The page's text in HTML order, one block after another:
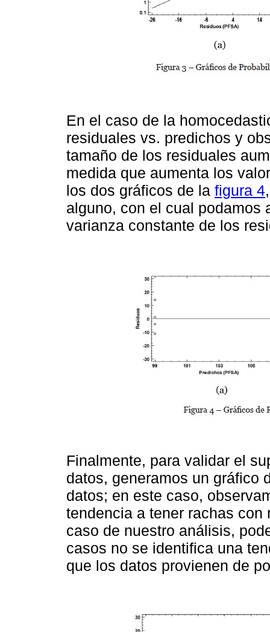
En el caso de la
residuales vs. predichos y
tamaño de los residuales
medida que aumenta los
los dos gráficos de la figura 4
alguno, con el cual podamos
varianza constante de los
Finalmente, para validar el
datos, generamos un gráfico
datos; en este caso,
tendencia a tener rachas
caso de nuestro análisis,
casos no se identifica una
que los datos provienen de